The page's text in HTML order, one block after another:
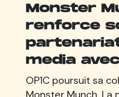
Monster
renforce
media avec
OP1C poursuit sa
Monster Munch. La